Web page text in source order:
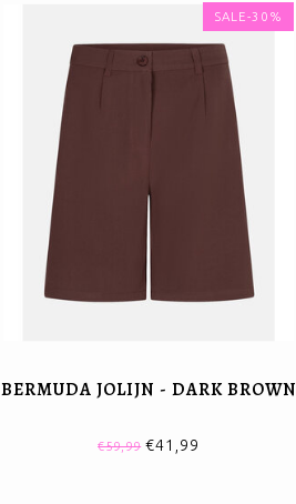
SALE-30%
BERMUDA JOLIJN - DARK BROWN
€59,99€41,99